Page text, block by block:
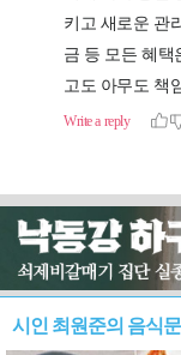
시인 최원준의 음식